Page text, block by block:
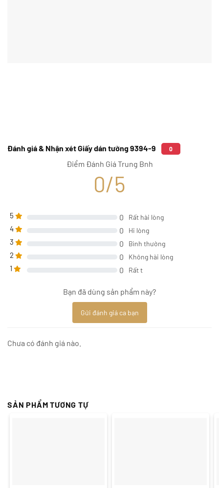
Đánh giá & Nhận xét Giấy dán tường 9394-9 0
Điểm Đánh Giá Trung Bnh
0/5
5 0 Rất hài lòng
4 0 Hi lòng
3 0 Bình thường
2 0 Không hài lòng
1 0 Rất t
Bạn đã dùng sản phẩm này?
Gửi đánh giá ca bạn
Chưa có đánh giá nào.
SẢN PHẨM TƯƠNG TỰ